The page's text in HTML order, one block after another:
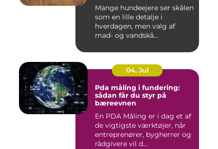
Mange hundeejere ser skålen
som en lille detalje i
hverdagen, men valg af
mad- og vandskå...
04. Jul
Pda måling i fundering:
sådan får du styr på
bæreevnen
En PDA Måling er i dag et af
de vigtigste værktøjer, når
entreprenører, bygherrer og
rådgivere vil d...